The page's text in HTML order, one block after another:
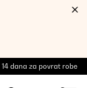
14 dana za povrat robe